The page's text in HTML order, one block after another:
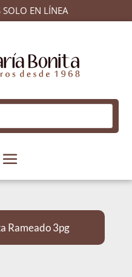
SOLO EN LÍNEA
Rameado 3pg